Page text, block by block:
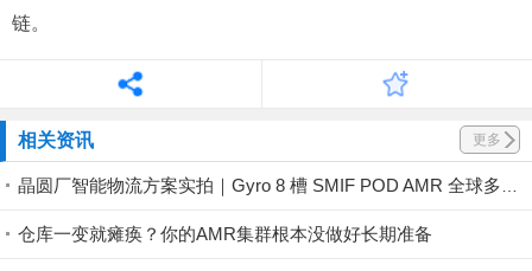
链。
相关资讯 更多
仓库一变就瘫痪？你的AMR集群根本没做好长期准备